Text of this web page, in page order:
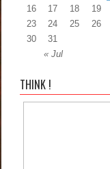
« Jul
16
17 18 19
23
24 25 26
30
31
THINK !